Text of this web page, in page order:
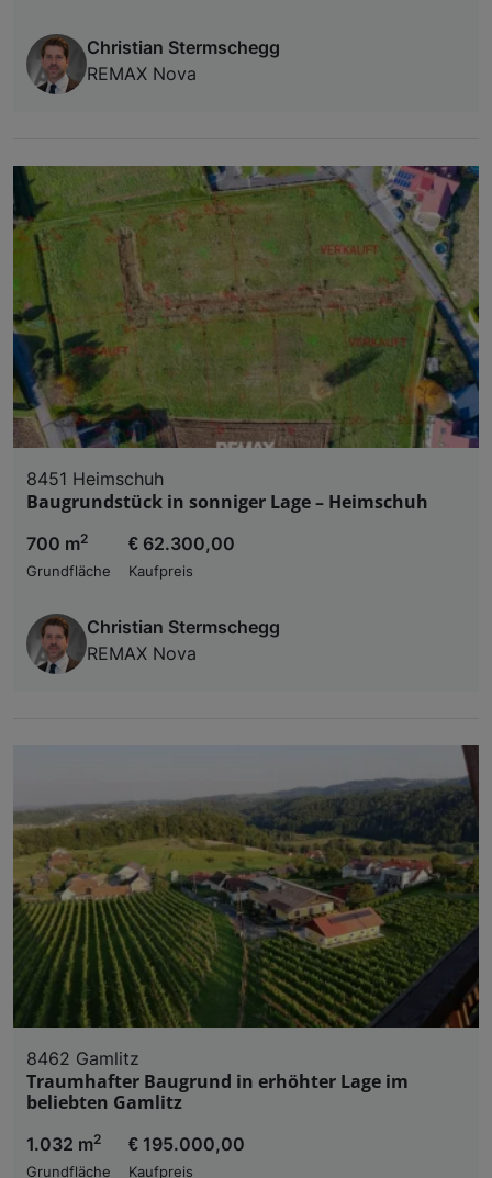
Christian Stermschegg
REMAX Nova
8451 Heimschuh
Baugrundstück in sonniger Lage – Heimschuh
700 m2
Grundfläche
€ 62.300,00
Kaufpreis
Christian Stermschegg
REMAX Nova
8462 Gamlitz
Traumhafter Baugrund in erhöhter Lage im
beliebten Gamlitz
1.032 m2
Grundfläche
€ 195.000,00
Kaufpreis